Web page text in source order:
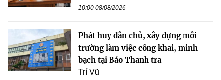
10:00 08/08/2026
Phát huy dân chủ, xây dựng môi
trường làm việc công khai, minh
bạch tại Báo Thanh tra
Trí Vũ